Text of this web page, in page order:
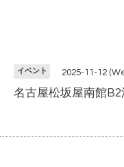
イベント 2025-11-12
名古屋松坂屋南館